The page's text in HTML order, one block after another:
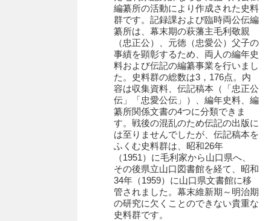
編纂所の活動により作成された史料
群です。記録課および臨時両公伝編
纂所は、幕末期の萩藩主毛利敬親
（忠正公）、元徳（忠愛公）父子の
事績を顕彰するため、両人の編年史
料および伝記の編纂事業を行いまし
た。史料群の総数は3，176点。内
容は収集資料、伝記稿本（「忠正公
伝」「忠愛公伝」）、編年史料、編
纂所関係文書の4つに分類できま
す。戦後の混乱のため伝記の出版に
は至りませんでしたが、伝記稿本を
ふくむ史料群は、昭和26年
（1951）に毛利家から山口県へ、
その後県立山口図書館を経て、昭和
34年（1959）に山口県文書館に移
管されました。幕末維新期～明治期
の研究に欠くことのできない貴重な
史料群です。